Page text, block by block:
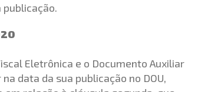
publicação.
Eletrônica e o Documento Auxiliar
data da sua publicação no DOU,